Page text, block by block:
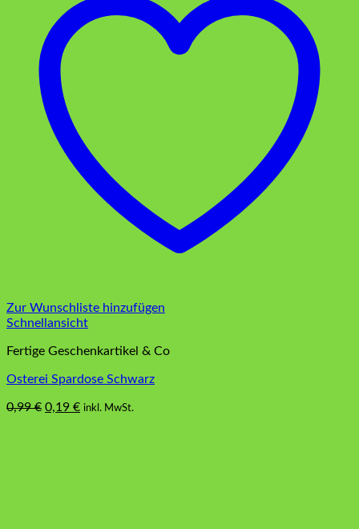
Zur Wunschliste hinzufügen
Schnellansicht
Fertige Geschenkartikel & Co
Osterei Spardose Schwarz
0,99€ Ursprünglicher
0,19 €Aktueller
inkl. MwSt.